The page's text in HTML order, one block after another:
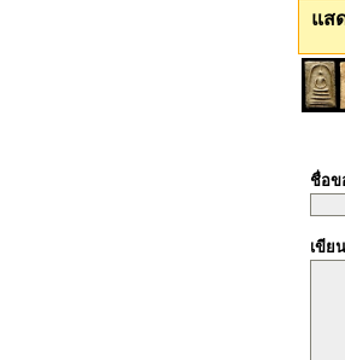
แส
ชื่อ
เขีย